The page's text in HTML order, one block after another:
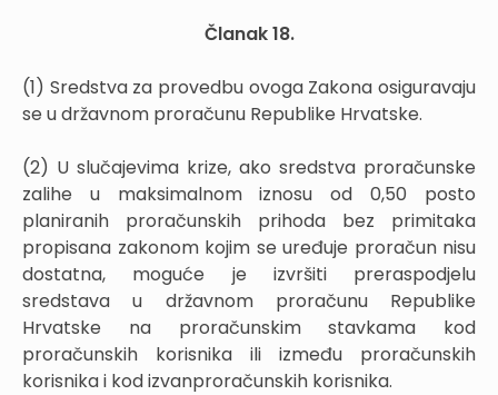
Članak 18.
(1) Sredstva za provedbu ovoga Zakona osiguravaju
se u državnom proračunu Republike Hrvatske.
(2) U slučajevima krize, ako sredstva proračunske
zalihe u maksimalnom iznosu od 0,50 posto
planiranih proračunskih prihoda bez primitaka
propisana zakonom kojim se uređuje proračun nisu
dostatna, moguće je izvršiti preraspodjelu
sredstava u državnom proračunu Republike
Hrvatske na proračunskim stavkama kod
proračunskih korisnika ili između proračunskih
korisnika i kod izvanproračunskih korisnika.